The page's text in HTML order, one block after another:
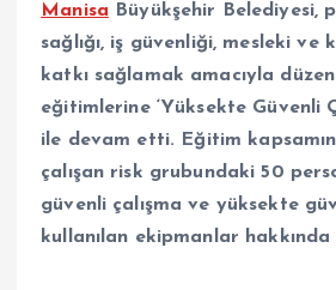
Manisa Büyükşehir Belediyesi,
sağlığı, iş güvenliği, mesleki ve
katkı sağlamak amacıyla
eğitimlerine ‘Yüksekte Güvenli
ile devam etti. Eğitim
çalışan risk grubundaki 50
güvenli çalışma ve yüksekte
kullanılan ekipmanlar